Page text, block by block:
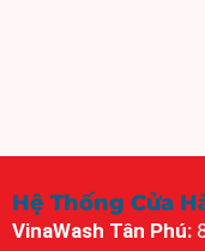
Hệ Thống Cửa
VinaWash Tân Phú: